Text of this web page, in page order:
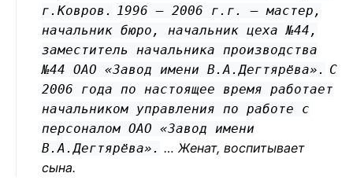
г.Ковров. 1996 – 2006 г.г. – мастер,
начальник бюро, начальник цеха №44,
заместитель начальника производства
№44 ОАО «Завод имени В.А.Дегтярёва». С
2006 года по настоящее время работает
начальником управления по работе с
персоналом ОАО «Завод имени
В.А.Дегтярёва». … Женат, воспитывает
сына.